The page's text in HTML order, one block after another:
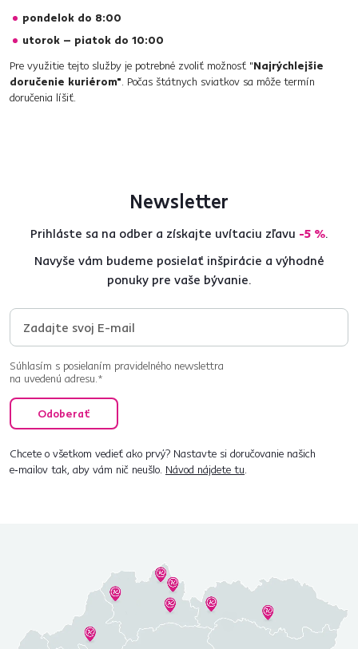
pondelok do 8:00
utorok – piatok do 10:00
Pre využitie tejto služby je potrebné zvoliť možnosť "Najrýchlejšie
doručenie kuriérom". Počas štátnych sviatkov sa môže termín
doručenia líšiť.
Newsletter
Prihláste sa na odber a získajte uvítaciu zľavu -5 %.
Navyše vám budeme posielať inšpirácie a výhodné
ponuky pre vaše bývanie.
Súhlasím s posielaním pravidelného newslettra
na uvedenú adresu.*
Odoberať
Chcete o všetkom vedieť ako prvý? Nastavte si doručovanie našich
e‑mailov tak, aby vám nič neušlo. Návod nájdete tu.